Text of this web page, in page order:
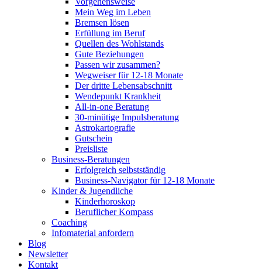
Mein Weg im Leben
Bremsen lösen
Erfüllung im Beruf
Quellen des Wohlstands
Gute Beziehungen
Passen wir zusammen?
Wegweiser für 12-18 Monate
Der dritte Lebensabschnitt
Wendepunkt Krankheit
All-in-one Beratung
30-minütige Impulsberatung
Astrokartografie
Gutschein
Preisliste
Business-Beratungen
Erfolgreich selbstständig
Business-Navigator für 12-18 Monate
Kinder & Jugendliche
Kinderhoroskop
Beruflicher Kompass
Coaching
Infomaterial anfordern
Blog
Newsletter
Kontakt